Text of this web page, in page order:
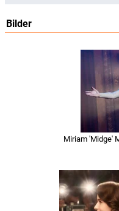
Bilder
Miriam 'Midge'